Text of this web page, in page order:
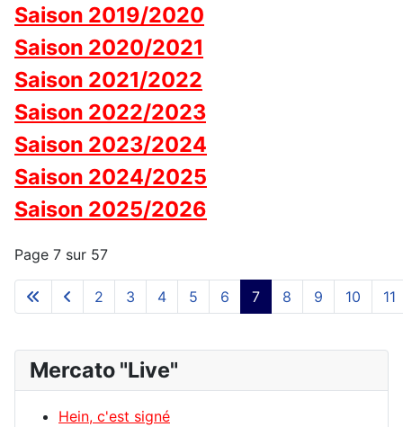
Saison 2019/2020
Saison 2020/2021
Saison 2021/2022
Saison 2022/2023
Saison 2023/2024
Saison 2024/2025
Saison 2025/2026
Page 7 sur 57
2 3 4 5 6 7 8 9 10 11
Mercato "Live"
Hein, c'est signé